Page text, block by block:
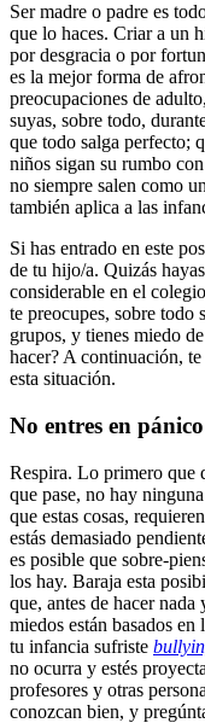
Ser madre o padre es
que lo haces. Criar a un
por desgracia o por
es la mejor forma de
preocupaciones de
suyas, sobre todo,
que todo salga perfecto;
niños sigan su rumbo
no siempre salen como
también aplica a las
Si has entrado en este
de tu hijo/a. Quizás
considerable en el
te preocupes, sobre todo
grupos, y tienes miedo
hacer? A continuación,
esta situación.
No entres en pánico
Respira. Lo primero que
que pase, no hay
que estas cosas,
estás demasiado
es posible que sobre-
los hay. Baraja esta
que, antes de hacer nada
miedos están basados
tu infancia sufriste
no ocurra y estés
profesores y otras
conozcan bien, y